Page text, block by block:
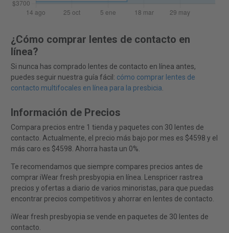
¿Cómo comprar lentes de contacto en
línea?
Si nunca has comprado lentes de contacto en línea antes,
puedes seguir nuestra guía fácil: cómo comprar lentes de
contacto multifocales en línea para la presbicia.
Información de Precios
Compara precios entre 1 tienda y paquetes con 30 lentes de
contacto. Actualmente, el precio más bajo por mes es $4598 y el
más caro es $4598. Ahorra hasta un 0%.
Te recomendamos que siempre compares precios antes de
comprar iWear fresh presbyopia en línea. Lenspricer rastrea
precios y ofertas a diario de varios minoristas, para que puedas
encontrar precios competitivos y ahorrar en lentes de contacto.
iWear fresh presbyopia se vende en paquetes de 30 lentes de
contacto.